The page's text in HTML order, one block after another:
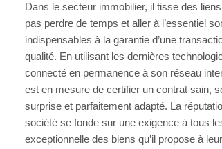
Dans le secteur immobilier, il tisse des
pas perdre de temps et aller à l’essentiel
indispensables à la garantie d’une
qualité. En utilisant les dernières
connecté en permanence à son réseau
est en mesure de certifier un contrat sain,
surprise et parfaitement adapté. La
société se fonde sur une exigence à tous
exceptionnelle des biens qu’il propose à